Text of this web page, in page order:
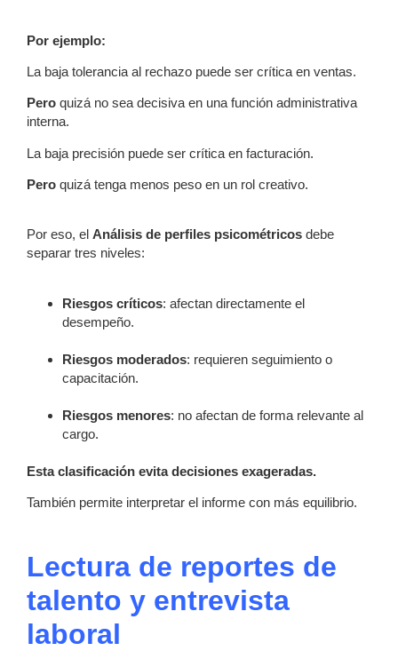
Por ejemplo:
La baja tolerancia al rechazo puede ser crítica en ventas.
Pero quizá no sea decisiva en una función administrativa
interna.
La baja precisión puede ser crítica en facturación.
Pero quizá tenga menos peso en un rol creativo.
Por eso, el Análisis de perfiles psicométricos debe
separar tres niveles:
Riesgos críticos: afectan directamente el
desempeño.
Riesgos moderados: requieren seguimiento o
capacitación.
Riesgos menores: no afectan de forma relevante al
cargo.
Esta clasificación evita decisiones exageradas.
También permite interpretar el informe con más equilibrio.
Lectura de reportes de
talento y entrevista
laboral